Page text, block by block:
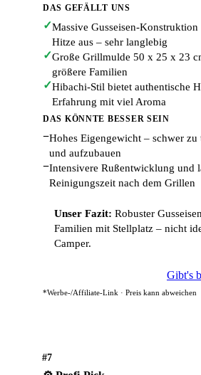
DAS GEFÄLLT UNS
✓Massive Gusseisen-Konstruktion
Hitze aus – sehr langlebig
✓Große Grillmulde 50 x 25 x 23
größere Familien
✓Hibachi-Stil bietet authentische
Erfahrung mit viel Aroma
DAS KÖNNTE BESSER SEIN
−Hohes Eigengewicht – schwer zu
und aufzubauen
−Intensivere Rußentwicklung und
Reinigungszeit nach dem Grillen
Unser Fazit: Robuster
Familien mit Stellplatz – nicht
Camper.
Gibt's
*Werbe-/Affiliate-Link · Preis kann abweichen
#7